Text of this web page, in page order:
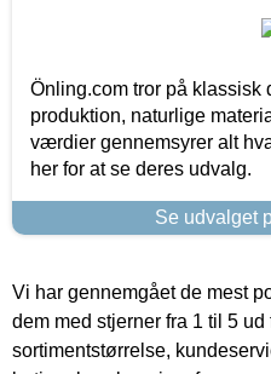
Önling.com tror på
produktion, naturlige
værdier gennemsyrer alt
her for at se deres udvalg.
Se udvalget
Vi har gennemgået de mest
dem med stjerner fra 1 til 5
sortimentstørrelse,